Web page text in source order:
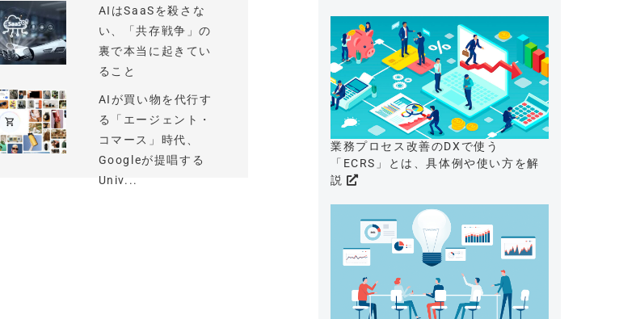
AIはSaaSを殺さな
い、「共存戦争」の
裏で本当に起きてい
ること
AIが買い物を代行す
る「エージェント・
コマース」時代、
Googleが提唱する
Univ...
業務プロセス改善のDXで使う
「ECRS」とは、具体例や使い方を解
説